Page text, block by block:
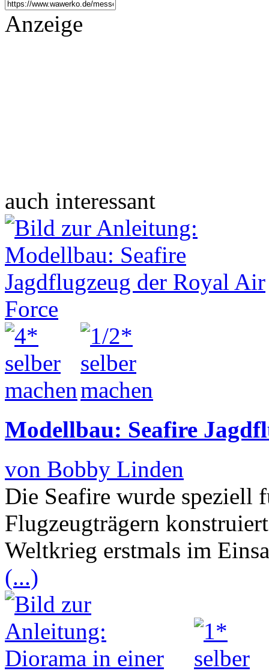
Anzeige
auch interessant
Modellbau: Seafire
von Bobby Linden
Die Seafire wurde speziell
Flugzeugträgern
Weltkrieg erstmals im
(...)